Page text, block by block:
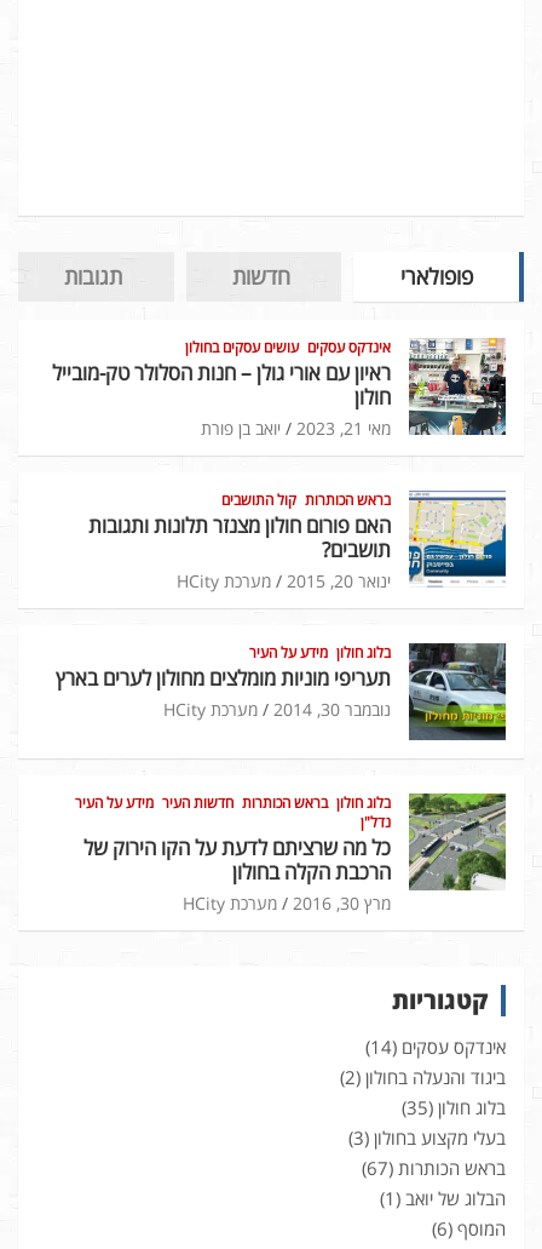
פופולארי חדשות תגובות
אינדקס עסקים עושים עסקים בחולון
ראיון עם אורי גולן – חנות הסלולר טק-מובייל
חולון
מאי 21, 2023 יואב בן פורת
בראש הכותרות קול התושבים
האם פורום חולון מצנזר תלונות ותגובות
תושבים?
ינואר 20, 2015 מערכת HCity
בלוג חולון מידע על העיר
תעריפי מוניות מומלצים מחולון לערים בארץ
נובמבר 30, 2014 מערכת HCity
בלוג חולון בראש הכותרות חדשות העיר מידע על העיר
נדל"ן
כל מה שרציתם לדעת על הקו הירוק של
הרכבת הקלה בחולון
מרץ 30, 2016 מערכת HCity
קטגוריות
אינדקס עסקים (14)
ביגוד והנעלה בחולון (2)
בלוג חולון (35)
בעלי מקצוע בחולון (3)
בראש הכותרות (67)
הבלוג של יואב (1)
המוסף (6)